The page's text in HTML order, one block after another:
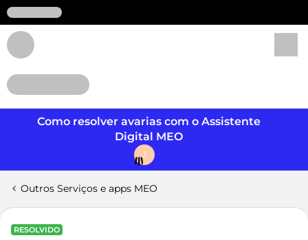
Como resolver avarias com o Assistente
Digital MEO
J
Outros Serviços e apps MEO
RESOLVIDO